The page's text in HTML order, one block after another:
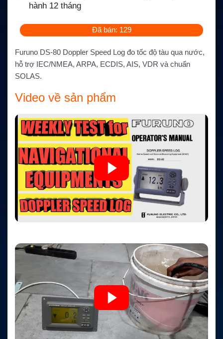
hành 12 tháng
Đã bán: 129
Furuno DS-80 Doppler Speed Log đo tốc độ tàu qua nước,
hỗ trợ IEC/NMEA, ARPA, ECDIS, AIS, VDR và chuẩn
SOLAS.
Video về sản phẩm